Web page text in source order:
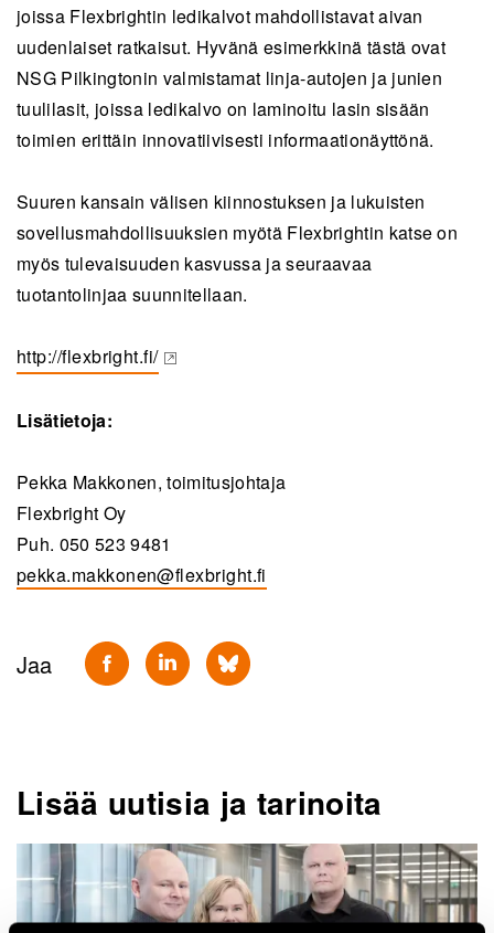
joissa Flexbrightin ledikalvot mahdollistavat aivan
uudenlaiset ratkaisut. Hyvänä esimerkkinä tästä ovat
NSG Pilkingtonin valmistamat linja-autojen ja junien
tuulilasit, joissa ledikalvo on laminoitu lasin sisään
toimien erittäin innovatiivisesti informaationäyttönä.
Suuren kansain välisen kiinnostuksen ja lukuisten
sovellusmahdollisuuksien myötä Flexbrightin katse on
myös tulevaisuuden kasvussa ja seuraavaa
tuotantolinjaa suunnitellaan.
http://flexbright.fi/
(opens in a new tab)
Lisätietoja:
Pekka Makkonen, toimitusjohtaja
Flexbright Oy
Puh. 050 523 9481
pekka.makkonen@flexbright.fi
Jaa
Lisää uutisia ja tarinoita